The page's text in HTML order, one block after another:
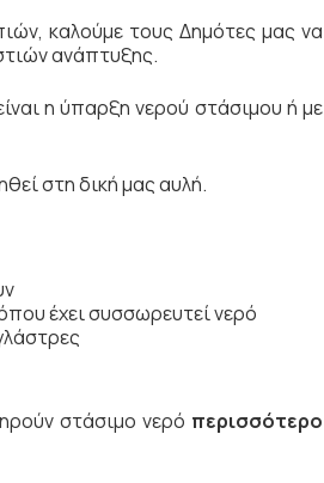
καλούμε τους Δημότες μας να
ανάπτυξης.
η ύπαρξη νερού στάσιμου ή με
στη δική μας αυλή.
έχει συσσωρευτεί νερό
στάσιμο νερό περισσότερο